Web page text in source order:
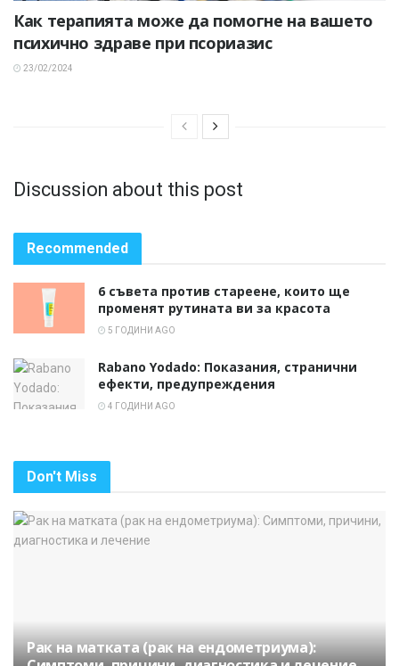
Как терапията може да помогне на вашето
психично здраве при псориазис
23/02/2024
Discussion about this post
Recommended
6 съвета против стареене, които ще
променят рутината ви за красота
5 ГОДИНИ AGO
Rabano Yodado: Показания, странични
ефекти, предупреждения
4 ГОДИНИ AGO
Don't Miss
Рак на матката (рак на ендометриума):